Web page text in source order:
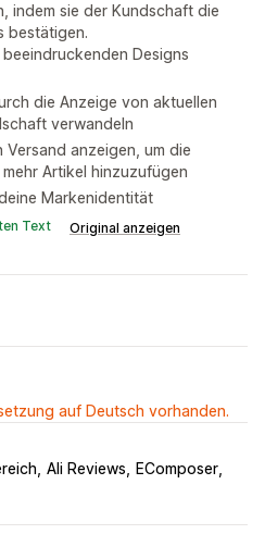
indem sie der Kundschaft die
bestätigen.
Designs
die Anzeige von aktuellen
verwandeln
Versand anzeigen, um die
Artikel hinzuzufügen
Markenidentität
Text Original anzeigen
auf Deutsch vorhanden.
Ali Reviews
EComposer